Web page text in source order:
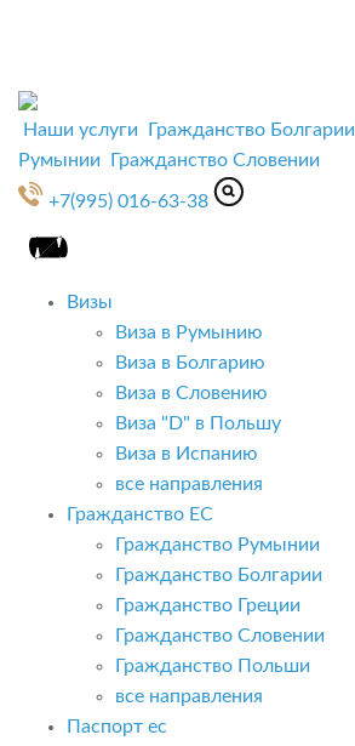
Наши услуги Гражданство Болгарии
Румынии
Гражданство Словении
+7(995) 016-63-38
Визы
Виза в Румынию
Виза в Болгарию
Виза в Словению
Виза "D" в Польшу
Виза в Испанию
все направления
Гражданство ЕС
Гражданство Румынии
Гражданство Болгарии
Гражданство Греции
Гражданство Словении
Гражданство Польши
все направления
Паспорт ес